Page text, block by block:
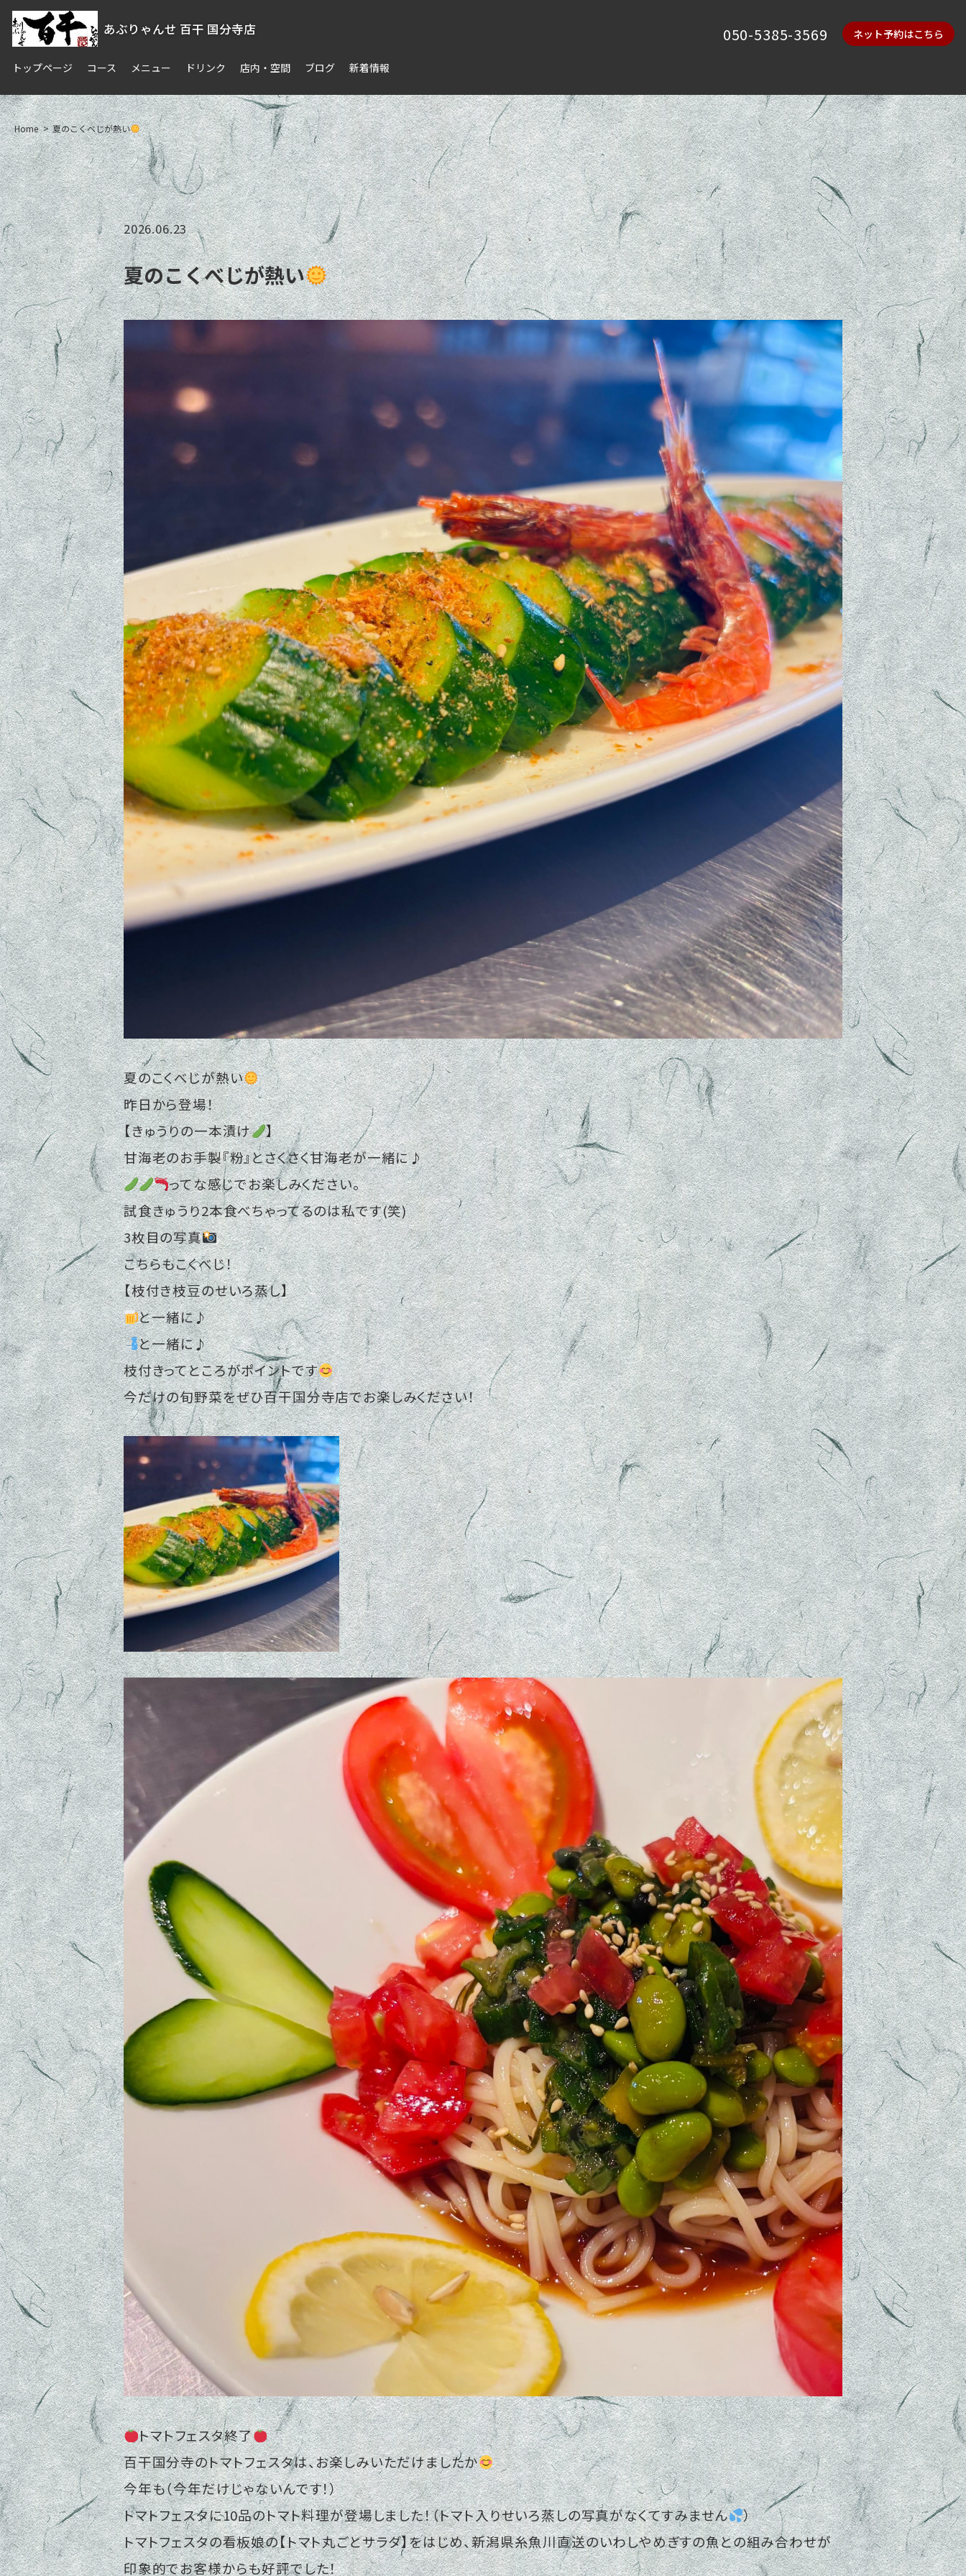
あぶりゃんせ 百干 国分寺店
トップページ コース メニュー ドリンク 店内・空間 ブログ 新着情報
050-5385-3569 ネット予約はこちら
Home 夏のこくべじが熱い
2026.06.23
夏のこくべじが熱い
夏のこくべじが熱い
昨日から登場！
【きゅうりの一本漬け
】
甘海老のお手製『粉』とさくさく甘海老が一緒に♪
ってな感じでお楽しみください。
試食きゅうり2本食べちゃってるのは私です(笑)
3枚目の写真
こちらもこくべじ！
【枝付き枝豆のせいろ蒸し】
と一緒に♪
と一緒に♪
枝付きってところがポイントです
今だけの旬野菜をぜひ百干国分寺店でお楽しみください！
トマトフェスタ終了
百干国分寺のトマトフェスタは、お楽しみいただけましたか
今年も（今年だけじゃないんです！）
トマトフェスタに10品のトマト料理が登場しました！（トマト入りせいろ蒸しの写真がなくてすみません
）
トマトフェスタの看板娘の【トマト丸ごとサラダ】をはじめ、新潟県糸魚川直送のいわしやめぎすの魚との組み合わせが
印象的でお客様からも好評でした！